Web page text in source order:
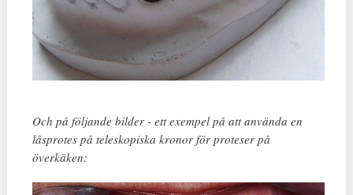
Och på följande bilder - ett exempel på att använda en
låsprotes på teleskopiska kronor för proteser på
överkäken: